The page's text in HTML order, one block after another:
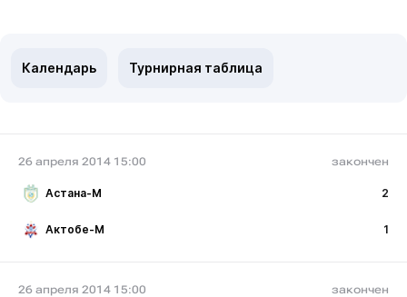
Календарь Турнирная таблица
26 апреля 2014 15:00 закончен
Астана-М 2
Актобе-М 1
26 апреля 2014 15:00 закончен